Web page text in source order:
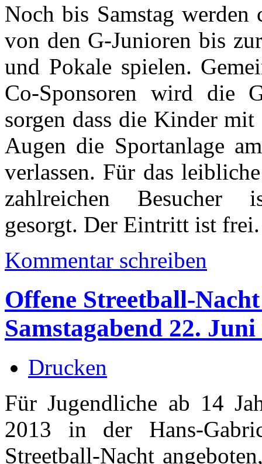
Noch bis Samstag werden
von den G-Junioren bis
und Pokale spielen.
Co-Sponsoren wird die
sorgen dass die Kinder
Augen die Sportanlage
verlassen. Für das
zahlreichen Besucher
gesorgt. Der Eintritt ist frei.
Kommentar schreiben
Offene Streetball-
Samstagabend 22.
Drucken
Für Jugendliche ab 14
2013 in der Hans-
Streetball-Nacht